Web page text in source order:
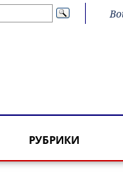
РУБРИКИ